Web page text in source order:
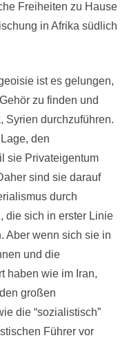
Freiheiten zu Hause
in Afrika südlich
ist es gelungen,
zu finden und
Syrien durchzuführen.
den
sie Privateigentum
sind sie darauf
durch
die sich in erster Linie
Aber wenn sich sie in
und die
haben wie im Iran,
großen
die “sozialistisch”
Führer vor